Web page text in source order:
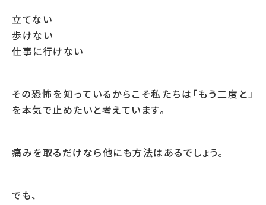
立てない
歩けない
仕事に行けない
その恐怖を知っているからこそ私たちは「もう二度と」
を本気で止めたいと考えています。
痛みを取るだけなら他にも方法はあるでしょう。
でも、